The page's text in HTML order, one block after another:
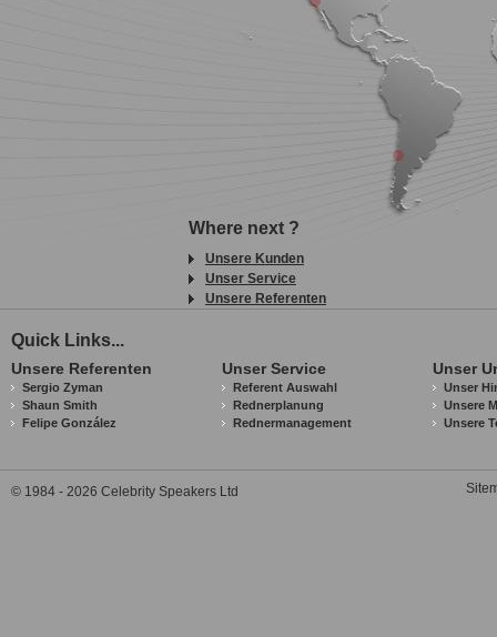
Where next ?
Unsere Kunden
Unser Service
Unsere Referenten
Quick Links...
Unsere Referenten
Sergio Zyman
Shaun Smith
Felipe González
Unser Service
Referent Auswahl
Rednerplanung
Rednermanagement
Unser
Unser
Unsere
Unsere
© 1984 - 2026 Celebrity Speakers Ltd